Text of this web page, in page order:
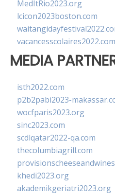
MedItRio2023.org
lcicon2023boston.com
vacancesscolaires2022.com
MEDIA
isth2022.com
p2b2pabi2023-
wocfparis2023.org
sinc2023.com
scdlqatar2022-qa.com
thecolumbiagrill.com
khedi2023.org
akademikgeriatri2023.org